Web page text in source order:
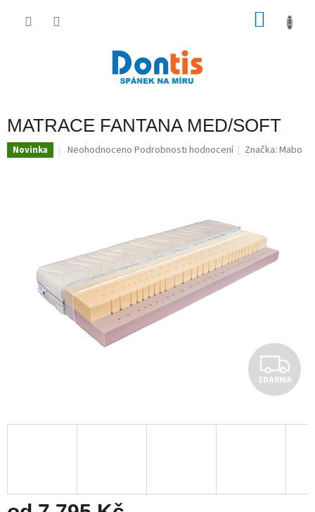
MATRACE FANTANA MED/SOFT
Novinka
Průměrné
hvězdiček.
Neohodnoceno Podrobnosti hodnocení Značka:Mabo
Z
D
A
ZDARMA